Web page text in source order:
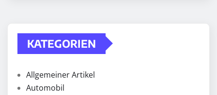
KATEGORIEN
Allgemeiner Artikel
Automobil